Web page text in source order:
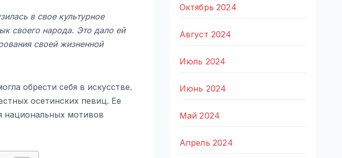
в свое культурное
своего народа. Это дало ей
своей жизненной
обрести себя в искусстве.
осетинских певиц. Ее
национальных мотивов
Октябрь 2024
Август 2024
Июль 2024
Июнь 2024
Май 2024
Апрель 2024